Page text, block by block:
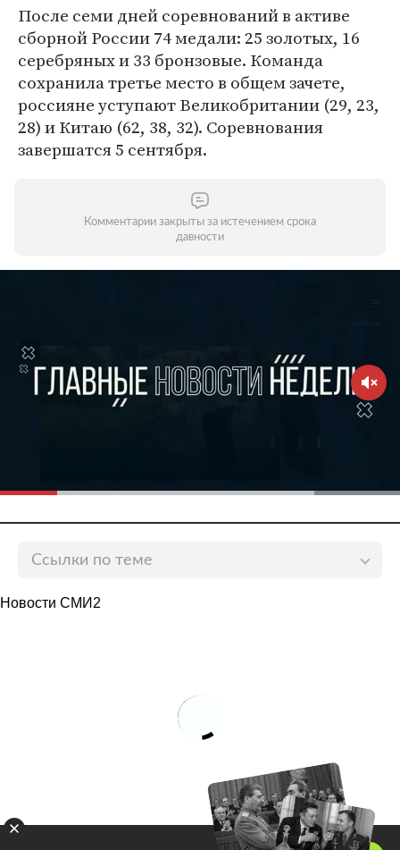
После семи дней соревнований в активе
сборной России 74 медали: 25 золотых, 16
серебряных и 33 бронзовые. Команда
сохранила третье место в общем зачете,
россияне уступают Великобритании (29, 23,
28) и Китаю (62, 38, 32). Соревнования
завершатся 5 сентября.
Комментарии закрыты за истечением срока
давности
Ссылки по теме
на Паралимпиаде с рекордом
Сборная России поднялась на третье место в
медальном зачете Паралимпиады
Новости СМИ2